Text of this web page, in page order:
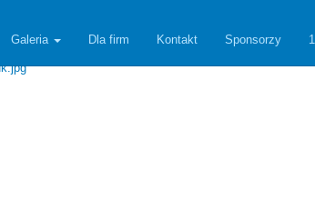
Galeria Dla firm Kontakt Sponsorzy